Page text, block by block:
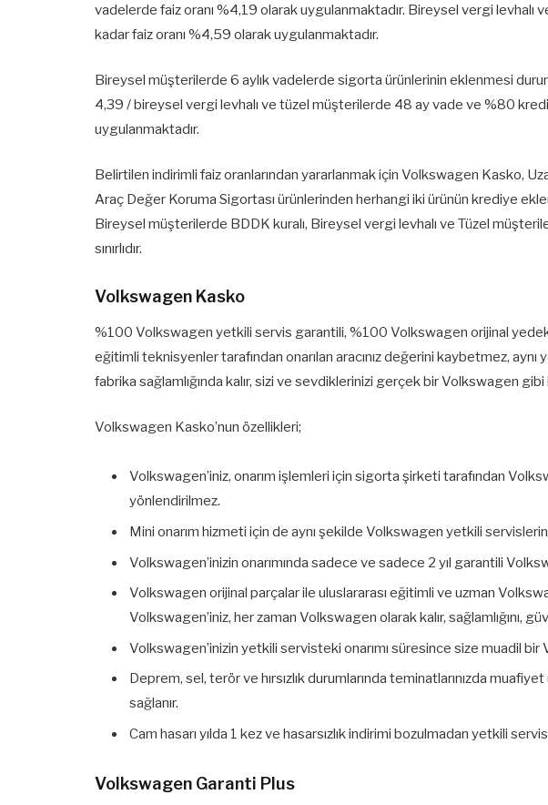
vadelerde faiz oranı %4,19 olarak uygulanmaktadır. Bireysel vergi
kadar faiz oranı %4,59 olarak uygulanmaktadır.
Bireysel müşterilerde 6 aylık vadelerde sigorta ürünlerinin eklenmesi
4,39 / bireysel vergi levhalı ve tüzel müşterilerde 48 ay vade ve %80
uygulanmaktadır.
Belirtilen indirimli faiz oranlarından yararlanmak için Volkswagen Kasko,
Araç Değer Koruma Sigortası ürünlerinden herhangi iki ürünün krediye
Bireysel müşterilerde BDDK kuralı, Bireysel vergi levhalı ve Tüzel
sınırlıdır.
Volkswagen Kasko
%100 Volkswagen yetkili servis garantili, %100 Volkswagen orijinal yedek
eğitimli teknisyenler tarafından onarılan aracınız değerini kaybetmez, aynı
fabrika sağlamlığında kalır, sizi ve sevdiklerinizi gerçek bir Volkswagen gibi
Volkswagen Kasko’nun özellikleri;
Volkswagen’iniz, onarım işlemleri için sigorta şirketi tarafından
yönlendirilmez.
Mini onarım hizmeti için de aynı şekilde Volkswagen yetkili
Volkswagen’inizin onarımında sadece ve sadece 2 yıl garantili
Volkswagen orijinal parçalar ile uluslararası eğitimli ve uzman
Volkswagen’iniz, her zaman Volkswagen olarak kalır, sağlamlığını,
Volkswagen’inizin yetkili servisteki onarımı süresince size muadil
Deprem, sel, terör ve hırsızlık durumlarında teminatlarınızda
sağlanır.
Cam hasarı yılda 1 kez ve hasarsızlık indirimi bozulmadan yetkili
Volkswagen Garanti Plus